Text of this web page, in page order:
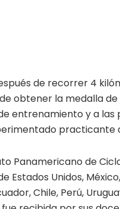
de recorrer 4
obtener la medalla
entrenamiento y a
Panamericano de
Unidos,
Chile, Perú,